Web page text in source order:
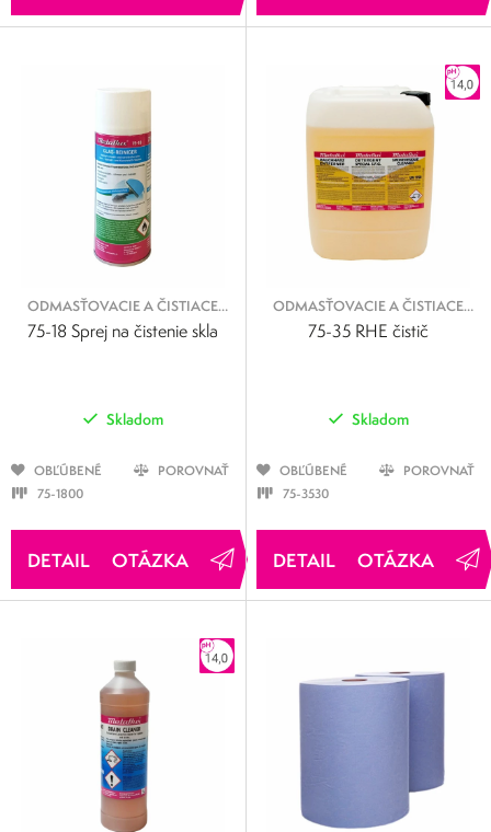
ODMASŤOVACIE A ČISTIACE
SPREJE
75-18 Sprej na čistenie skla
Skladom
OBĽÚBENÉ
POROVNAŤ
75-1800
OTÁZKA
ODMASŤOVACIE A ČISTIACE
KVAPALINY
75-35 RHE čistič
Skladom
OBĽÚBENÉ
POROVNAŤ
75-3530
OTÁZKA